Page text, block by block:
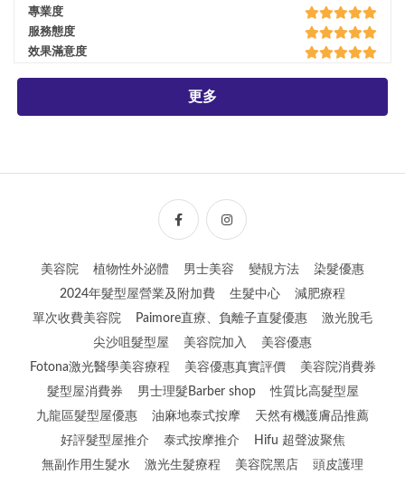
專業度
服務態度
效果滿意度
更多
美容院 植物性外泌體 男士美容 變靚方法
染髮優惠
2024年髮型屋營業及附加費
生髮中心
減肥療程
單次收費美容院
Paimore直療、負離子直髮優惠
激光脫毛
尖沙咀髮型屋
美容院加入
美容優惠
Fotona激光醫學美容療程
美容優惠真實評價
美容院消費券
髮型屋消費券
男士理髮Barber shop
性質比高髮型屋
九龍區髮型屋優惠
油麻地泰式按摩
天然有機護膚品推薦
好評髮型屋推介
泰式按摩推介
Hifu 超聲波聚焦
無副作用生髮水
激光生髮療程 美容院黑店 頭皮護理